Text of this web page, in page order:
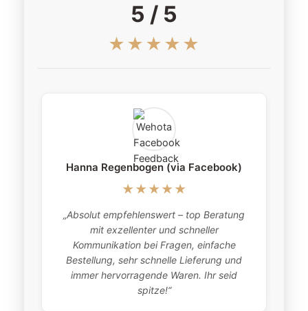
5 / 5
★★★★★
Hanna Regenbogen (via Facebook)
★★★★★
„Absolut empfehlenswert – top Beratung
mit exzellenter und schneller
Kommunikation bei Fragen, einfache
Bestellung, sehr schnelle Lieferung und
immer hervorragende Waren. Ihr seid
spitze!“